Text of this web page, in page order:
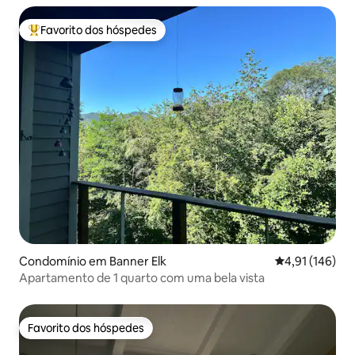
Favoritos dos hóspedes mais apreciados
Favorito dos hóspedes
Condomínio em Banner Elk Classificação
4,91 (146)
Apartamento de 1 quarto com uma bela vista
Favorito dos hóspedes
Favorito dos hóspedes